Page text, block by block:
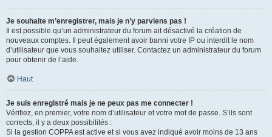
Je souhaite m’enregistrer, mais je n’y parviens pas !
Il est possible qu’un administrateur du forum ait désactivé la création de
nouveaux comptes. Il peut également avoir banni votre IP ou interdit le nom
d’utilisateur que vous souhaitez utiliser. Contactez un administrateur du forum
pour obtenir de l’aide.
Haut
Je suis enregistré mais je ne peux pas me connecter !
Vérifiez, en premier, votre nom d’utilisateur et votre mot de passe. S’ils sont
corrects, il y a deux possibilités :
Si la gestion COPPA est active et si vous avez indiqué avoir moins de 13 ans